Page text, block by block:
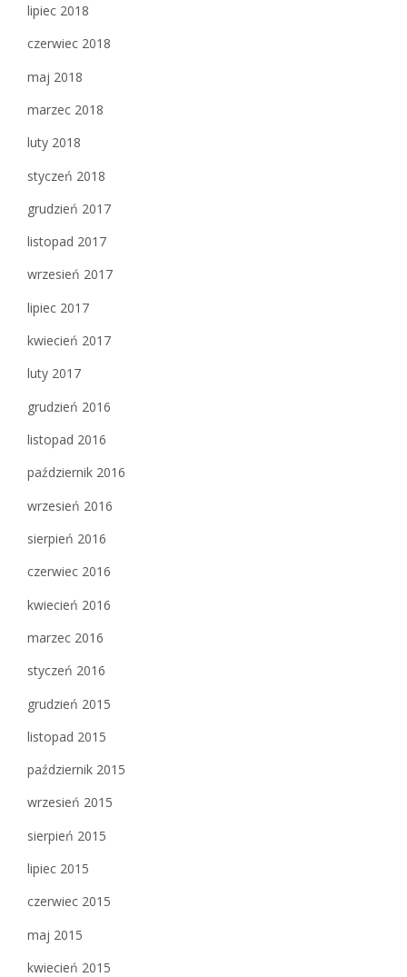
lipiec 2018
czerwiec 2018
maj 2018
marzec 2018
luty 2018
styczeń 2018
grudzień 2017
listopad 2017
wrzesień 2017
lipiec 2017
kwiecień 2017
luty 2017
grudzień 2016
listopad 2016
październik 2016
wrzesień 2016
sierpień 2016
czerwiec 2016
kwiecień 2016
marzec 2016
styczeń 2016
grudzień 2015
listopad 2015
październik 2015
wrzesień 2015
sierpień 2015
lipiec 2015
czerwiec 2015
maj 2015
kwiecień 2015